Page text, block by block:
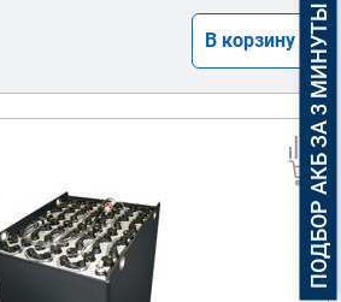
В корзину ПОДБОР АКБ ЗА 3 МИНУТЫ